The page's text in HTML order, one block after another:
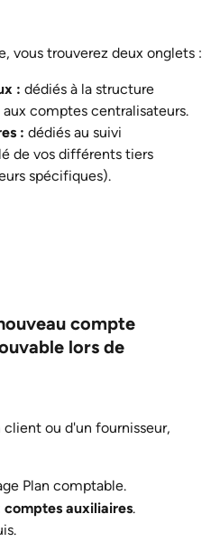
vous trouverez deux onglets :
: dédiés à la structure
comptes centralisateurs.
: dédiés au suivi
de vos différents tiers
spécifiques).
compte
lors de
ou d'un fournisseur,
Plan comptable.
comptes auxiliaires.